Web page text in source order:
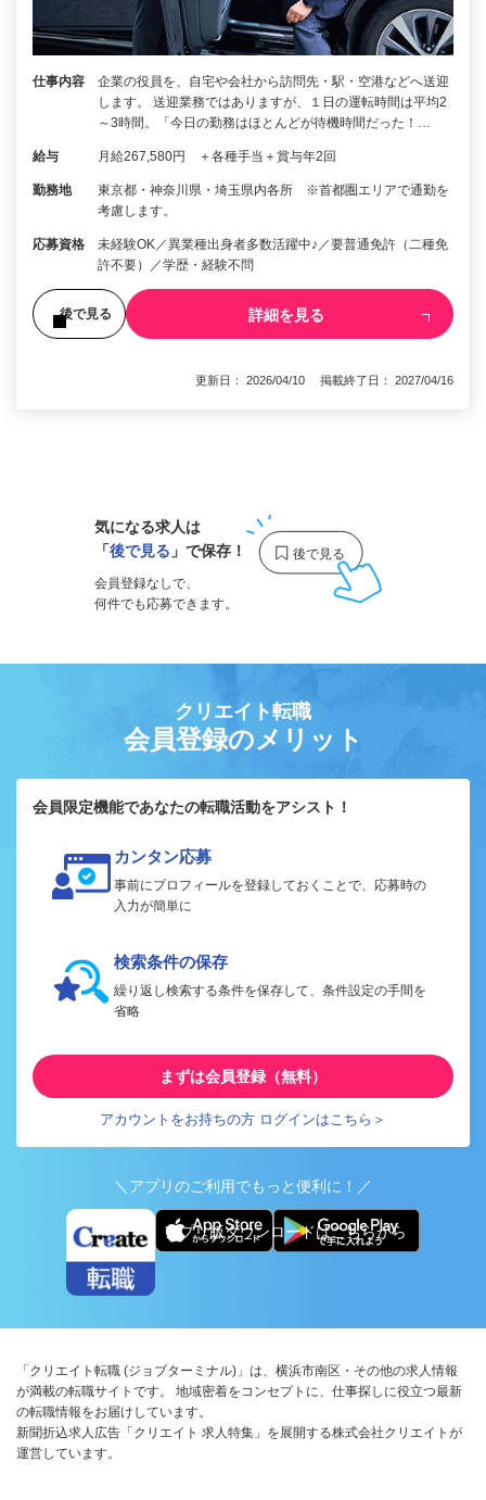
仕事内容
企業の役員を、自宅や会社から訪問先・駅・空港などへ送迎
します。 送迎業務ではありますが、１日の運転時間は平均2
～3時間。「今日の勤務はほとんどが待機時間だった！…
給与 月給267,580円 ＋各種手当＋賞与年2回
勤務地
東京都・神奈川県・埼玉県内各所 ※首都圏エリアで通勤を
考慮します。
応募資格
未経験OK／異業種出身者多数活躍中♪／要普通免許（二種免
許不要）／学歴・経験不問
後で見る 詳細を見る
更新日： 2026/04/10 掲載終了日： 2027/04/16
気になる求人は
「後で見る 」で保存！
会員登録なしで、
何件でも応募できます。
クリエイト転職
会員登録のメリット
会員限定機能であなたの転職活動をアシスト！
カンタン応募
事前にプロフィールを登録しておくことで、応募時の
入力が簡単に
検索条件の保存
繰り返し検索する条件を保存して、条件設定の手間を
省略
まずは会員登録（無料）
アカウントをお持ちの方 ログインはこちら＞
＼アプリのご利用でもっと便利に！／
アプリ版ダウンロードはこちらから
「クリエイト転職 (ジョブターミナル)」は、横浜市南区・その他の求人情報
が満載の転職サイトです。 地域密着をコンセプトに、仕事探しに役立つ最新
の転職情報をお届けしています。
新聞折込求人広告「クリエイト 求人特集」を展開する株式会社クリエイトが
運営しています。